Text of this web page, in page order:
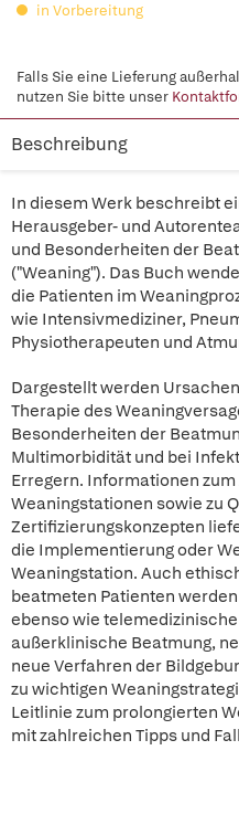
in Vorbereitung
Falls Sie eine Lieferung
nutzen Sie bitte unser
Beschreibung
In diesem Werk beschreibt
Herausgeber- und
und Besonderheiten der
("Weaning"). Das Buch
die Patienten im
wie Intensivmediziner,
Physiotherapeuten und
Dargestellt werden
Therapie des
Besonderheiten der
Multimorbidität und bei
Erregern. Informationen
Weaningstationen sowie zu
Zertifizierungskonzepten
die Implementierung oder
Weaningstation. Auch
beatmeten Patienten
ebenso wie
außerklinische Beatmung,
neue Verfahren der
zu wichtigen
Leitlinie zum prolongierten
mit zahlreichen Tipps und